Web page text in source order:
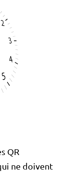
QR
ne doivent